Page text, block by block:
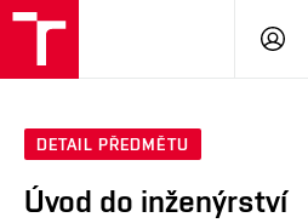
DETAIL PŘEDMĚTU
Úvod do inženýrství